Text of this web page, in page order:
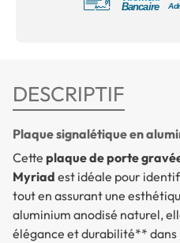
DESCRIPTIF
Plaque signalétique en
Cette plaque de porte
Myriad est idéale pour
tout en assurant une
aluminium anodisé naturel,
élégance et durabilité**